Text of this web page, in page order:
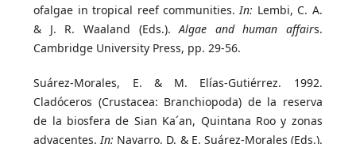
ofalgae in tropical reef communities.In: Lembi, C. A.
& J. R. Waaland (Eds.).Algae and human affairs.
Cambridge University Press, pp. 29-56.
Suárez-Morales, E. & M. Elías-Gutiérrez. 1992.
Cladóceros (Crustacea: Branchiopoda) de la reserva
de la biosfera de Sian Ka´an, Quintana Roo y zonas
adyacentes.In: Navarro, D. & E. Suárez-Morales (Eds.).